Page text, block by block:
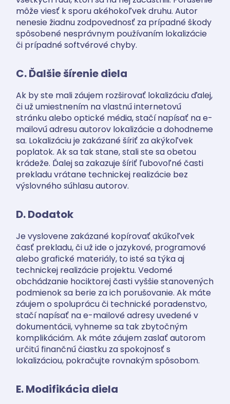
môže viesť k sporu akéhokoľvek druhu. Autor
nenesie žiadnu zodpovednosť za prípadné škody
spôsobené nesprávnym používaním lokalizácie
či prípadné softvérové chyby.
C. Ďalšie šírenie diela
Ak by ste mali záujem rozširovať lokalizáciu ďalej,
či už umiestnením na vlastnú internetovú
stránku alebo optické média, stačí napísať na e-
mailovú adresu autorov lokalizácie a dohodneme
sa. Lokalizáciu je zakázané šíriť za akýkoľvek
poplatok. Ak sa tak stane, stali ste sa obetou
krádeže. Ďalej sa zakazuje šíriť ľubovoľné časti
prekladu vrátane technickej realizácie bez
výslovného súhlasu autorov.
D. Dodatok
Je vyslovene zakázané kopírovať akúkoľvek
časť prekladu, či už ide o jazykové, programové
alebo grafické materiály, to isté sa týka aj
technickej realizácie projektu. Vedomé
obchádzanie hociktorej časti vyššie stanovených
podmienok sa berie za ich porušovanie. Ak máte
záujem o spoluprácu či technické poradenstvo,
stačí napísať na e-mailové adresy uvedené v
dokumentácii, vyhneme sa tak zbytočným
komplikáciám. Ak máte záujem zaslať autorom
určitú finančnú čiastku za spokojnosť s
lokalizáciou, pokračujte rovnakým spôsobom.
E. Modifikácia diela